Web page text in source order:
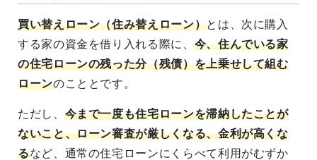
買い替えローン（住み替えローン）とは、次に購入
する家の資金を借り入れる際に、 今、住んでいる家
の住宅ローンの残った分（残債）を上乗せして組む
ローンのこととです。
ただし、 今まで一度も住宅ローンを滞納したことが
ないこと、ローン審査が厳しくなる、金利が高くな
るなど、通常の住宅ローンにくらべて利用がむずか